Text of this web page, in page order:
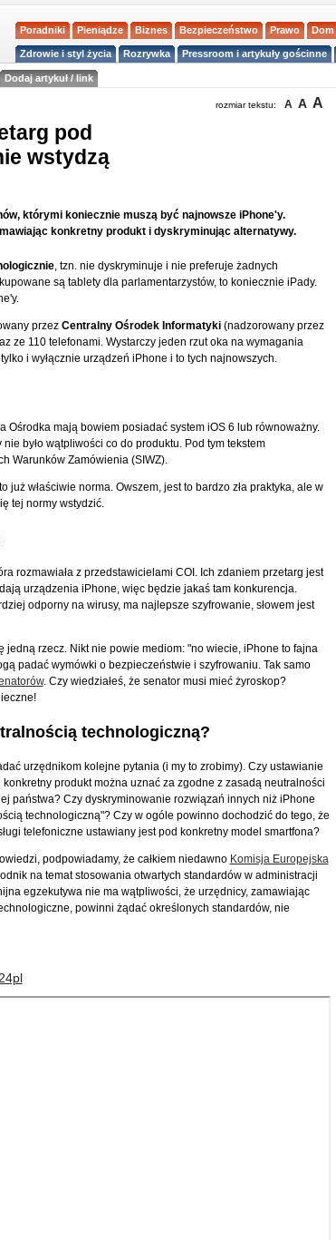
Poradniki Pieniądze Biznes Bezpieczeństwo Prawo Dom
Zdrowie i styl życia Rozrywka Pressroom i artykuły gościnne
Dodaj artykuł / link
rozmiar tekstu: A A A
pod
wstydzą
którymi koniecznie muszą być najnowsze iPhone'y.
konkretny produkt i dyskryminując alternatywy.
, tzn. nie dyskryminuje i nie preferuje żadnych
są tablety dla parlamentarzystów, to koniecznie iPady.
przezCentralny Ośrodek Informatyki(nadzorowany przez
ze 110 telefonami. Wystarczy jeden rzut oka na wymagania
i wyłącznie urządzeń iPhone i to tych najnowszych.
Ośrodka mają bowiem posiadać system iOS 6 lub równoważny.
było wątpliwości co do produktu. Pod tym tekstem
Warunków Zamówienia (SIWZ).
właściwie norma. Owszem, jest to bardzo zła praktyka, ale w
tej normy wstydzić.
rozmawiała z przedstawicielami COI. Ich zdaniem przetarg jest
urządzenia iPhone, więc będzie jakaś tam konkurencja.
odporny na wirusy, ma najlepsze szyfrowanie, słowem jest
rzecz. Nikt nie powie mediom: "no wiecie, iPhone to fajna
padać wymówki o bezpieczeństwie i szyfrowaniu. Tak samo
. Czy wiedziałeś, że senator musi mieć żyroskop?
technologiczną?
urzędnikom kolejne pytania (i my to zrobimy). Czy ustawianie
produkt można uznać za zgodne z zasadą neutralności
państwa? Czy dyskryminowanie rozwiązań innych niż iPhone
technologiczną"? Czy w ogóle powinno dochodzić do tego, że
telefoniczne ustawiany jest pod konkretny model smartfona?
podpowiadamy, że całkiem niedawno Komisja Europejska
na temat stosowania otwartych standardów w administracji
egzekutywa nie ma wątpliwości, że urzędnicy, zamawiając
powinni żądać określonych standardów, nie